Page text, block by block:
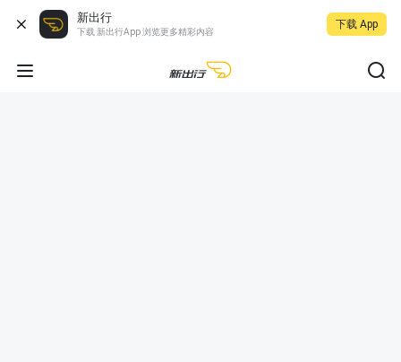
新出行
下载 新出行App 浏览更多精彩内容
下载 App